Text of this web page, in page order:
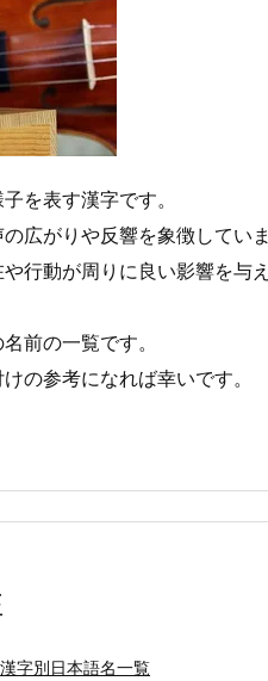
を表す漢字です。
広がりや反響を象徴していま
行動が周りに良い影響を与
前の一覧です。
の参考になれば幸いです。
漢字別日本語名一覧